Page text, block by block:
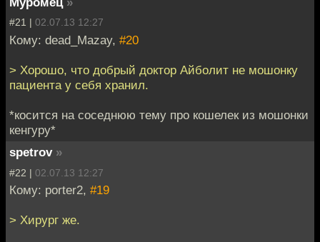
#21 | 02.07.13 12:27
Кому: dead_Mazay, #20
> Хорошо, что добрый доктор Айболит не мошонку
пациента у себя хранил.
*косится на соседнюю тему про кошелек из мошонки
кенгуру*
spetrov »
#22 | 02.07.13 12:27
Кому: porter2, #19
> Хирург же.